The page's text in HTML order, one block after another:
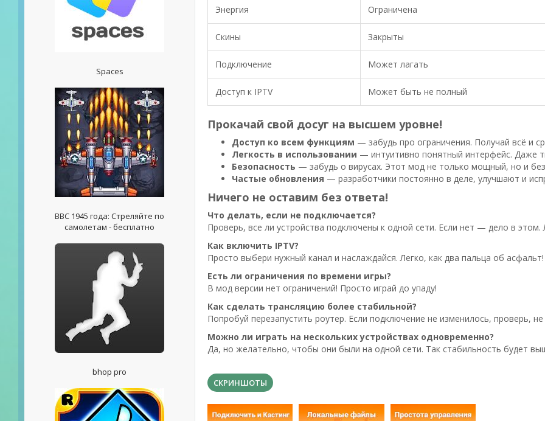
Spaces
ВВС 1945 года: Стреляйте по
самолетам - бесплатно
bhop pro
Энергия Ограничена
Скины Закрыты
Подключение Может лагать
Доступ к IPTV Может быть не полный
Прокачай свой досуг на высшем уровне!
Доступ ко всем функциям — забудь про ограничения. Получай всё и
Легкость в использовании — интуитивно понятный интерфейс. Даже
Безопасность — забудь о вирусах. Этот мод не только мощный, но и
Частые обновления — разработчики постоянно в деле, улучшают и
Ничего не оставим без ответа!
Что делать, если не подключается?
Проверь, все ли устройства подключены к одной сети. Если нет — дело в
Как включить IPTV?
Просто выбери нужный канал и наслаждайся. Легко, как два пальца об асфальт!
Есть ли ограничения по времени игры?
В мод версии нет ограничений! Просто играй до упаду!
Как сделать трансляцию более стабильной?
Попробуй перезапустить роутер. Если подключение не изменилось, проверь,
Можно ли играть на нескольких устройствах одновременно?
Да, но желательно, чтобы они были на одной сети. Так стабильность будет
СКРИНШОТЫ